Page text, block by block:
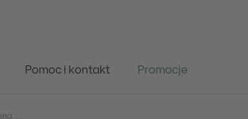
Pomoc i kontakt Promocje